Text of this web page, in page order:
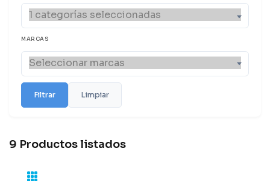
MARCAS
Filtrar Limpiar
9 Productos listados